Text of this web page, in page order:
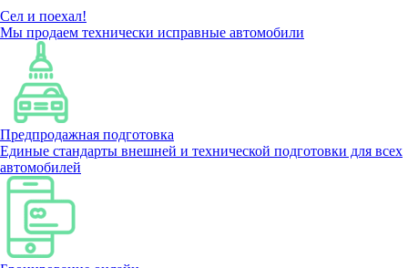
Сел и поехал!
Мы продаем технически исправные автомобили
Предпродажная подготовка
Единые стандарты внешней и технической подготовки для всех
автомобилей